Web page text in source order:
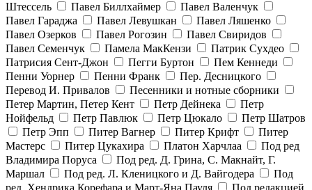
Штессель
Павел Биллхаймер
Павел Валенчук
Павел Гараджа
Павел Левушкан
Павел Ляшенко
Павел Озерков
Павел Рогозин
Павел Свиридов
Павел Семенчук
Памела МакКензи
Патрик Сухдео
Патрисия Сент-Джон
Пегги Буртон
Пем Кеннеди
Пенни Уорнер
Пенни Франк
Пер. Десницкого
Перевод И. Привалов
Песенники и нотные сборники
Петер Мартин, Петер Кент
Петр Дейнека
Петр
Нойфельд
Петр Павлюк Петр Цюкало
Петр Шатров
Петр Эпп
Питер Вагнер Питер Крифт
Питер
Мастерс
Питер Цукахира Платон Харчлаа
Под ред
Владимира Поруса
Под ред. Д. Грина, С. Макнайт, Г.
Маршал
Под ред. Л. Кленицкого и Д. Вайгодера
Под